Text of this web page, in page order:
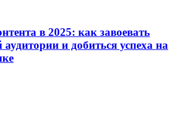
в 2025: как завоевать
аудитории и добиться успеха на